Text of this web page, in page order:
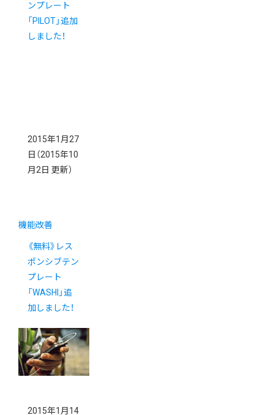
ンプレート
「PILOT」追加
しました！
2015年1月27
日 （2015年10
月2日 更新）
機能改善
《無料》レス
ポンシブテン
プレート
「WASHI」追
加しました！
2015年1月14